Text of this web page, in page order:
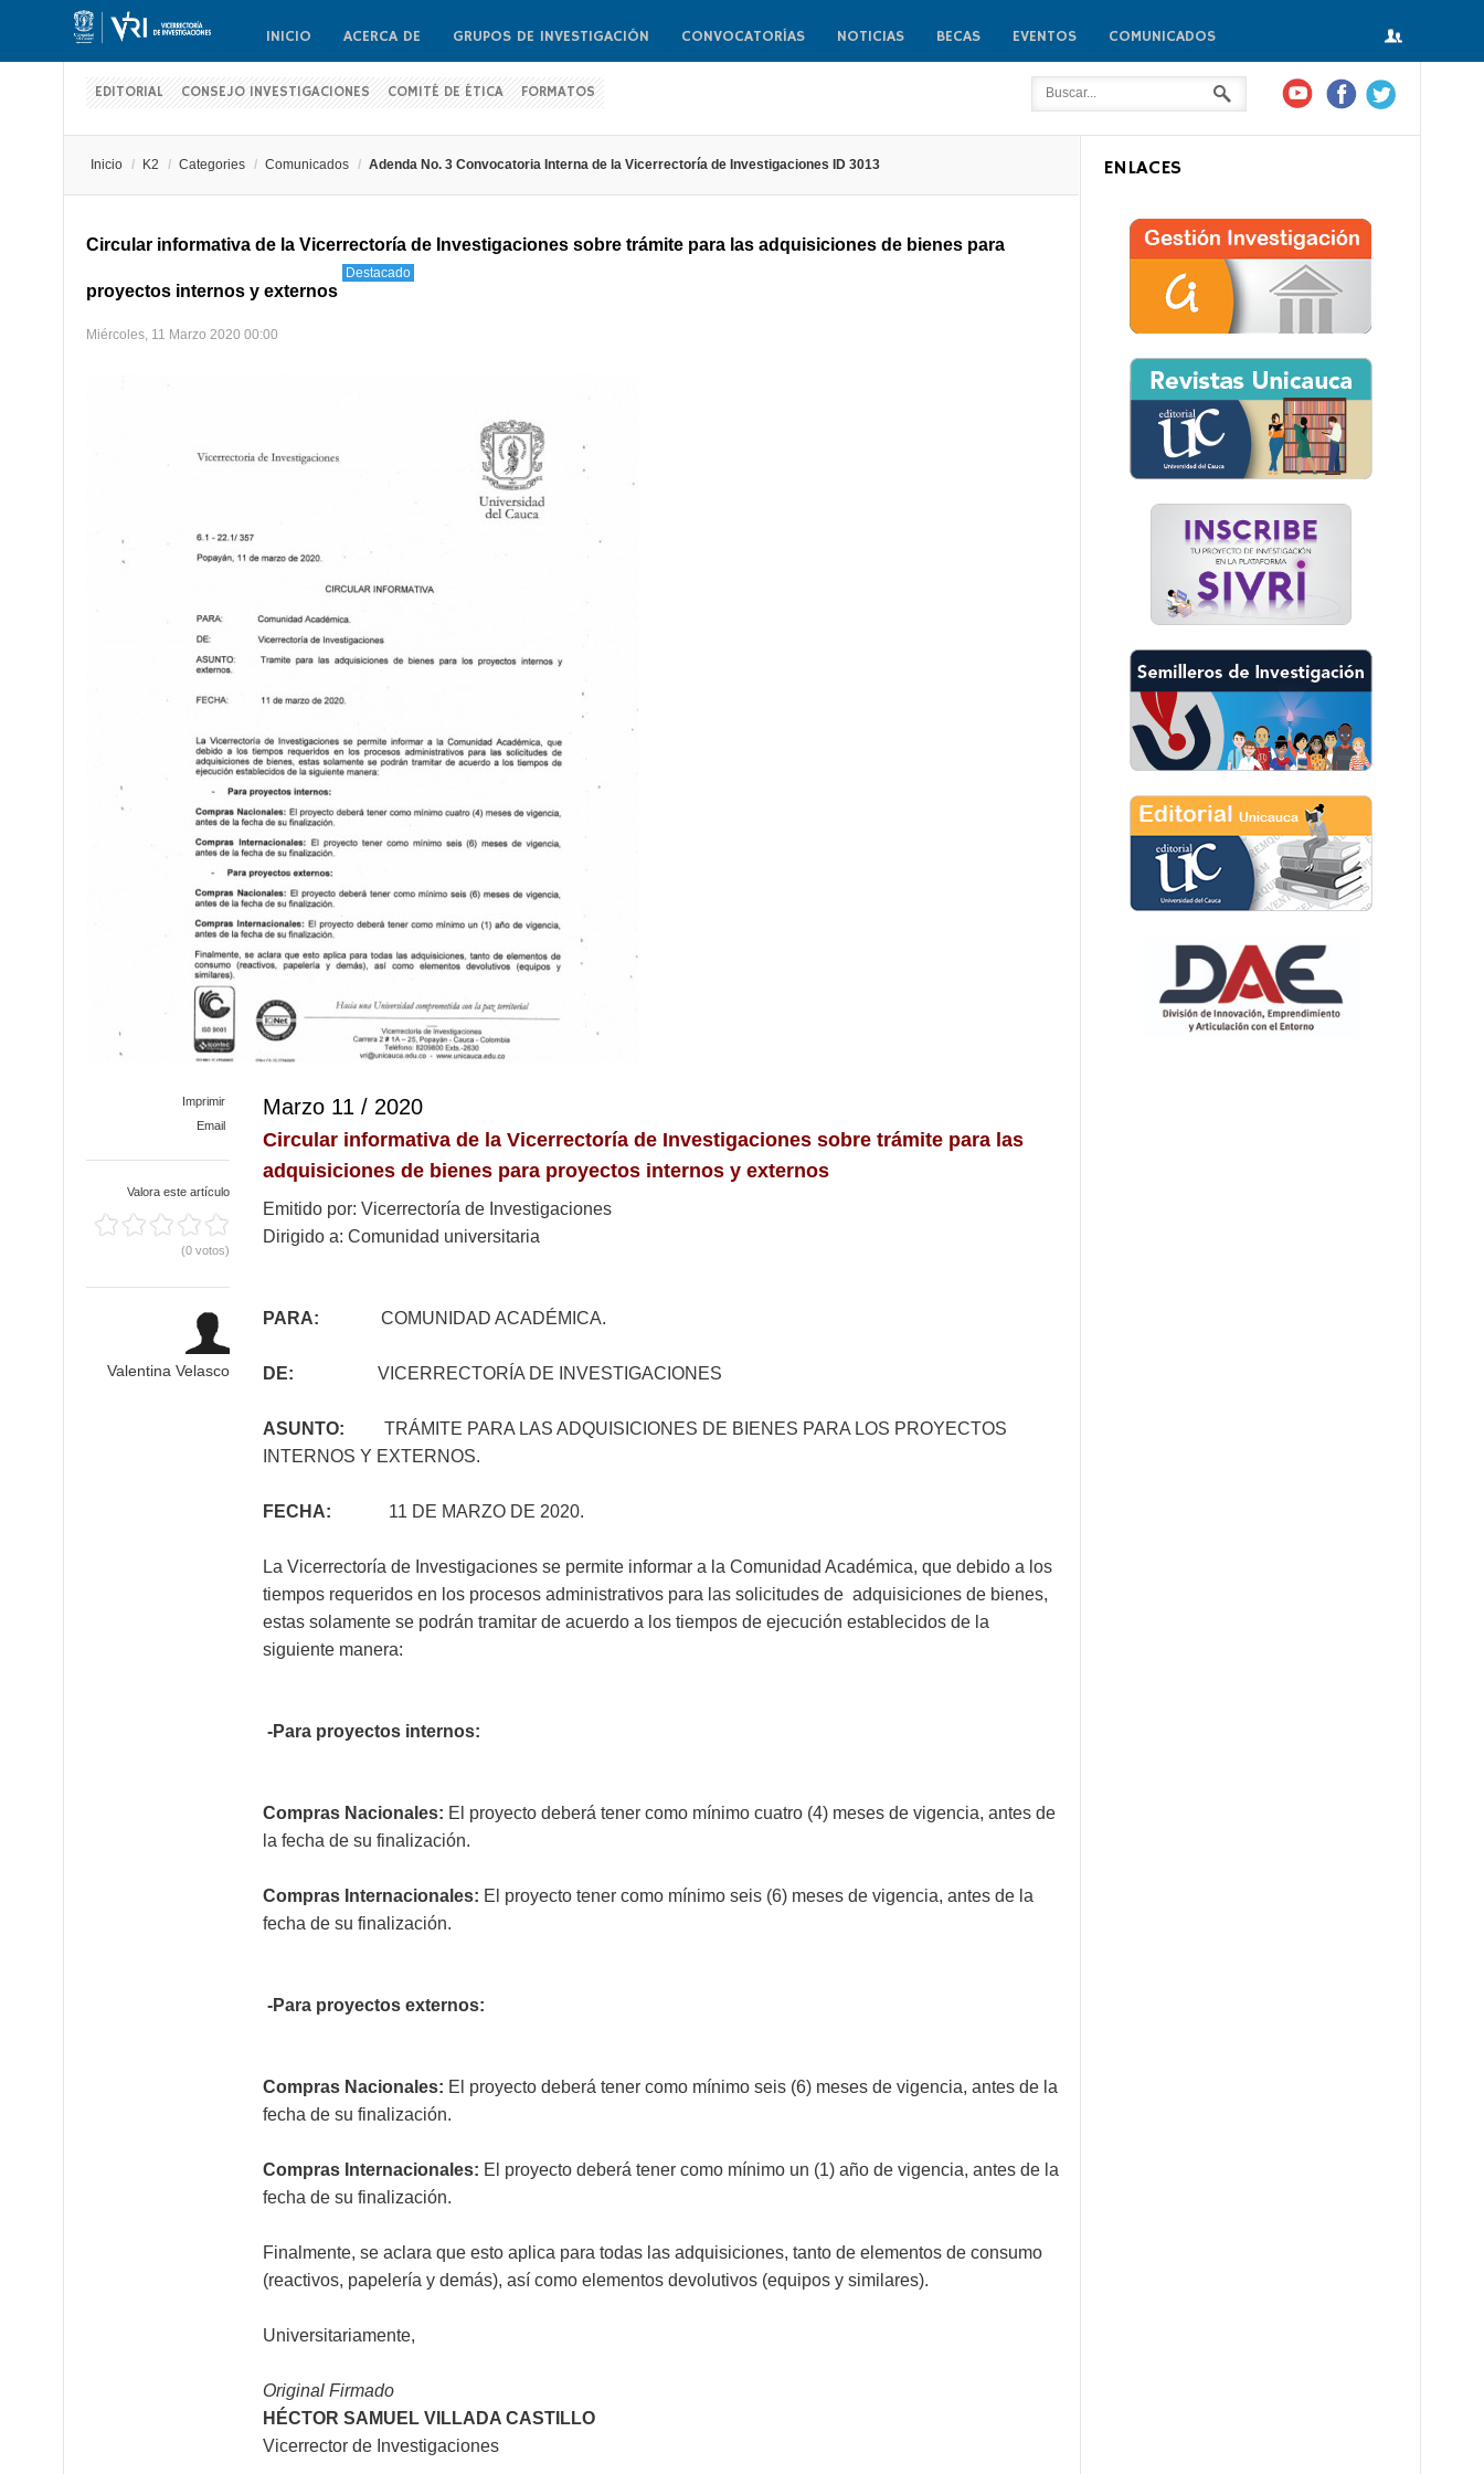
INICIO ACERCA DE GRUPOS DE INVESTIGACIÓN CONVOCATORÍAS NOTICIAS BECAS EVENTOS COMUNICADOS
EDITORIAL CONSEJO INVESTIGACIONES COMITÉ DE ÉTICA FORMATOS
Inicio / K2 / Categories / Comunicados / Adenda No. 3 Convocatoria Interna de la Vicerrectoría de Investigaciones ID 3013
Circular informativa de la Vicerrectoría de Investigaciones sobre trámite para las adquisiciones de bienes para
proyectos internos y externos
Destacado
Miércoles, 11 Marzo 2020 00:00
Imprimir
Email
Valora este artículo
(0 votos)
Valentina Velasco
Marzo 11 / 2020
Circular informativa de la Vicerrectoría de Investigaciones sobre trámite para las
adquisiciones de bienes para proyectos internos y externos
Emitido por: Vicerrectoría de Investigaciones
Dirigido a: Comunidad universitaria
PARA: COMUNIDAD ACADÉMICA.
DE: VICERRECTORÍA DE INVESTIGACIONES
ASUNTO: TRÁMITE PARA LAS ADQUISICIONES DE BIENES PARA LOS PROYECTOS
INTERNOS Y EXTERNOS.
FECHA: 11 DE MARZO DE 2020.
La Vicerrectoría de Investigaciones se permite informar a la Comunidad Académica, que debido a los
tiempos requeridos en los procesos administrativos para las solicitudes de adquisiciones de bienes,
estas solamente se podrán tramitar de acuerdo a los tiempos de ejecución establecidos de la
siguiente manera:
-Para proyectos internos:
Compras Nacionales: El proyecto deberá tener como mínimo cuatro (4) meses de vigencia, antes de
la fecha de su finalización.
Compras Internacionales: El proyecto tener como mínimo seis (6) meses de vigencia, antes de la
fecha de su finalización.
-Para proyectos externos:
Compras Nacionales: El proyecto deberá tener como mínimo seis (6) meses de vigencia, antes de la
fecha de su finalización.
Compras Internacionales: El proyecto deberá tener como mínimo un (1) año de vigencia, antes de la
fecha de su finalización.
Finalmente, se aclara que esto aplica para todas las adquisiciones, tanto de elementos de consumo
(reactivos, papelería y demás), así como elementos devolutivos (equipos y similares).
Universitariamente,
Original Firmado
HÉCTOR SAMUEL VILLADA CASTILLO
Vicerrector de Investigaciones
ENLACES
Usuario
Contraseña
Recuérdeme